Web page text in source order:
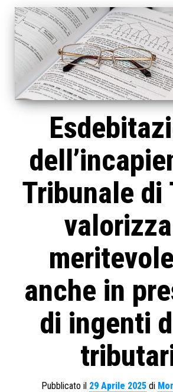
Tribunale di
anche in
di ingenti
Pubblicato il 29 Aprile 2025 di